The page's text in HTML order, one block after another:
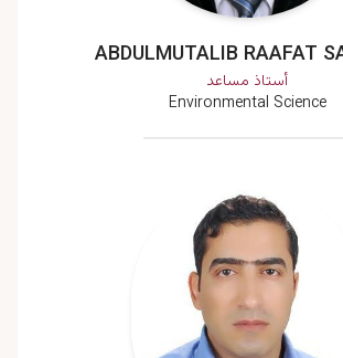
ABDULMUTALIB RAAFAT
أستاذ مساعد
Environmental Science